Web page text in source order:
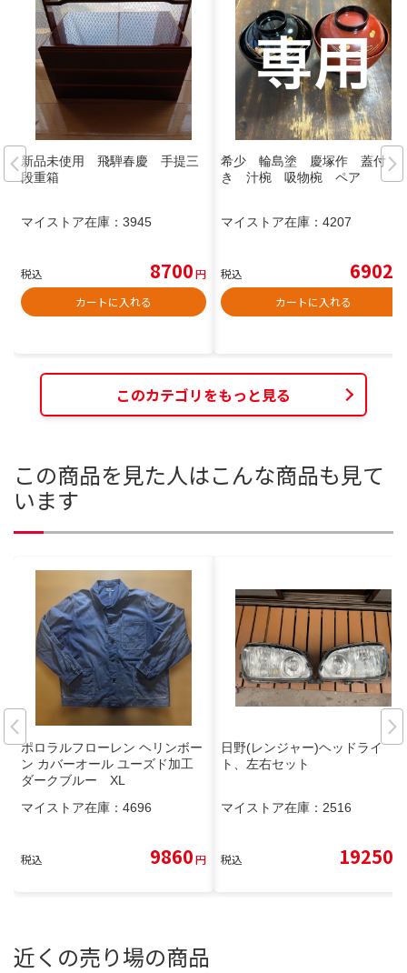
新品未使用 飛騨春慶 手提三
段重箱
マイストア在庫： 3945
税込 8700円
カートに入れる
希少 輪島塗 慶塚作 蓋付
き 汁椀 吸物椀 ペア
マイストア在庫： 4207
税込 6902
カートに入れる
このカテゴリをもっと見る
この商品を見た人はこんな商品も見て
います
ポロラルフローレン ヘリンボー
ン カバーオール ユーズド加工
ダークブルー XL
マイストア在庫： 4696
税込 9860円
日野(レンジャー)ヘッドライ
ト、左右セット
マイストア在庫： 2516
税込 19250
近くの売り場の商品